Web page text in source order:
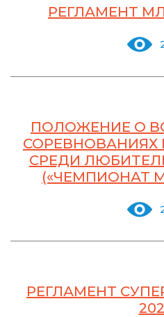
РЕГЛАМЕНТ
ПОЛОЖЕНИЕ О
СОРЕВНОВАНИЯХ
СРЕДИ
(«ЧЕМПИОНАТ
РЕГЛАМЕНТ